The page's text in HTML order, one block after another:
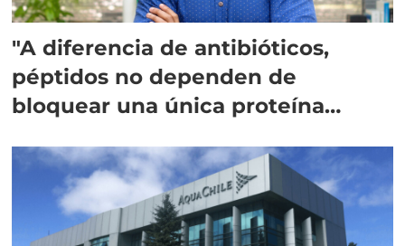
"A diferencia de antibióticos,
péptidos no dependen de
bloquear una única proteína